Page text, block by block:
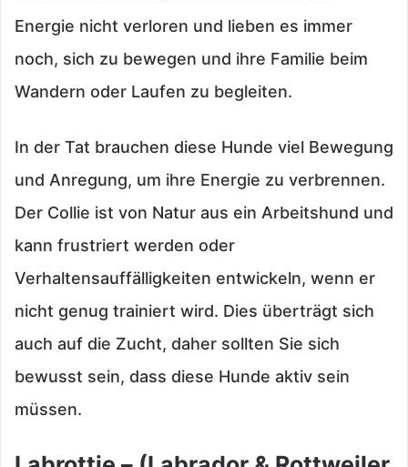
Energie nicht verloren und lieben es immer
noch, sich zu bewegen und ihre Familie beim
Wandern oder Laufen zu begleiten.
In der Tat brauchen diese Hunde viel Bewegung
und Anregung, um ihre Energie zu verbrennen.
Der Collie ist von Natur aus ein Arbeitshund und
kann frustriert werden oder
Verhaltensauffälligkeiten entwickeln, wenn er
nicht genug trainiert wird. Dies überträgt sich
auch auf die Zucht, daher sollten Sie sich
bewusst sein, dass diese Hunde aktiv sein
müssen.